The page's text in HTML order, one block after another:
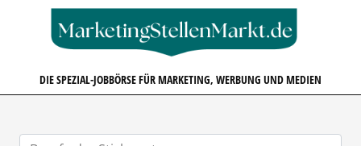
DIE SPEZIAL-JOBBÖRSE FÜR MARKETING, WERBUNG UND MEDIEN